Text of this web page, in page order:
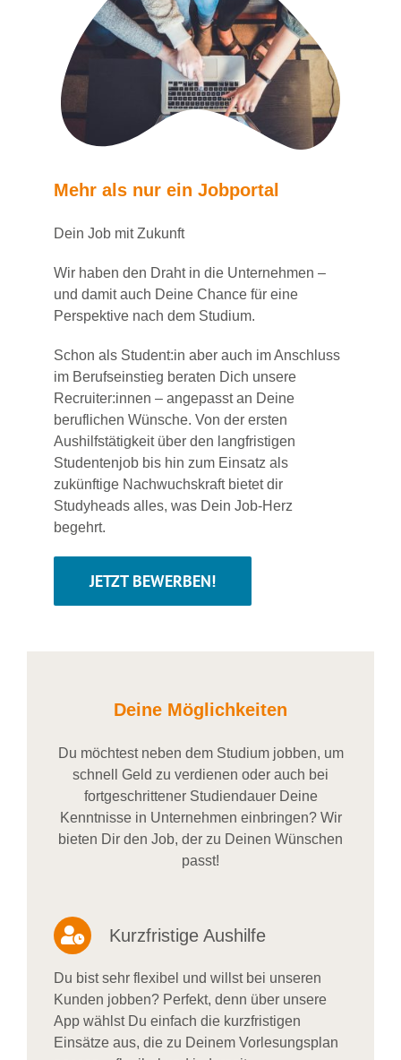
Mehr als nur ein Jobportal
Dein Job mit Zukunft
Wir haben den Draht in die Unternehmen –
und damit auch Deine Chance für eine
Perspektive nach dem Studium.
Schon als Student:in aber auch im Anschluss
im Berufseinstieg beraten Dich unsere
Recruiter:innen – angepasst an Deine
beruflichen Wünsche. Von der ersten
Aushilfstätigkeit über den langfristigen
Studentenjob bis hin zum Einsatz als
zukünftige Nachwuchskraft bietet dir
Studyheads alles, was Dein Job-Herz
begehrt.
JETZT BEWERBEN!
Deine Möglichkeiten
Du möchtest neben dem Studium jobben, um
schnell Geld zu verdienen oder auch bei
fortgeschrittener Studiendauer Deine
Kenntnisse in Unternehmen einbringen? Wir
bieten Dir den Job, der zu Deinen Wünschen
passt!
Kurzfristige Aushilfe
Du bist sehr flexibel und willst bei unseren
Kunden jobben? Perfekt, denn über unsere
App wählst Du einfach die kurzfristigen
Einsätze aus, die zu Deinem Vorlesungsplan